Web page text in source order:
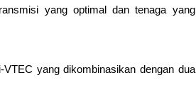
yang optimal dan tenaga yang
yang dikombinasikan dengan dua